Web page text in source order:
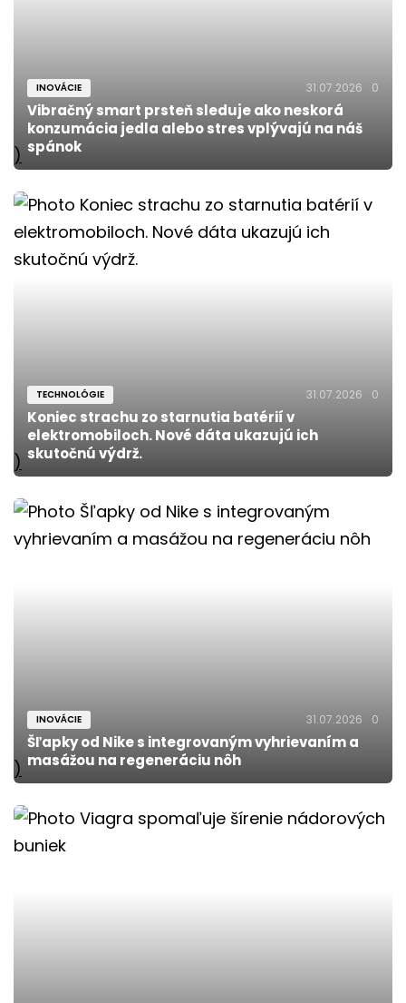
)
INOVÁCIE 31.07.2026 0
Vibračný smart prsteň sleduje ako neskorá
konzumácia jedla alebo stres vplývajú na náš
spánok
)
TECHNOLÓGIE 31.07.2026 0
Koniec strachu zo starnutia batérií v
elektromobiloch. Nové dáta ukazujú ich
skutočnú výdrž.
)
INOVÁCIE 31.07.2026 0
Šľapky od Nike s integrovaným vyhrievaním a
masážou na regeneráciu nôh